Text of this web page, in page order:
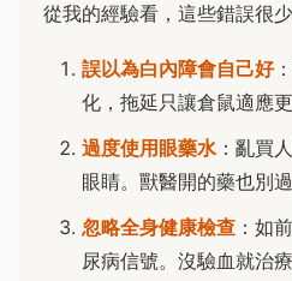
從我的經驗看，這些錯誤很
誤以為白內障會自己好
化，拖延只讓倉鼠適應更
過度使用眼藥水：亂買
眼睛。獸醫開的藥也別
忽略全身健康檢查 ：如
尿病信號。沒驗血就治